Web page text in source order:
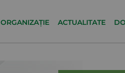
ORGANIZAȚIE ACTUALITATE